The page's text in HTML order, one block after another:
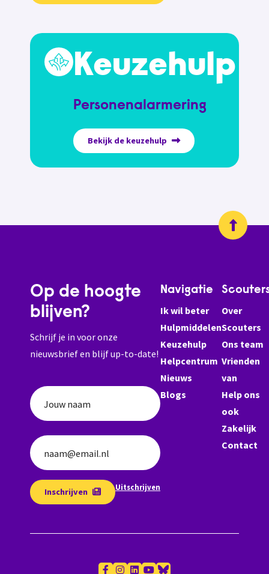
Keuzehulp
Personenalarmering
Bekijk de keuzehulp
Op de hoogte
blijven?
Schrijf je in voor onze
nieuwsbrief en blijf up-to-date!
Jouw naam
naam@email.nl
Inschrijven Uitschrijven
Navigatie
Ik wil beter
Hulpmiddelen
Keuzehulp
Helpcentrum
Nieuws
Blogs
Over
Scouters
Ons team
Vrienden
van
Help ons
ook
Zakelijk
Contact